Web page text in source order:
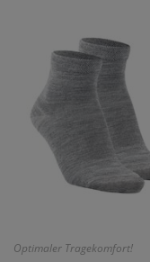
Optimaler Tragekomfort!